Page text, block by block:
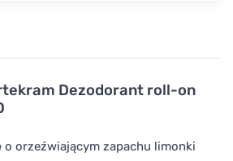
Dezodorant roll-on
o orzeźwiającym zapachu limonki